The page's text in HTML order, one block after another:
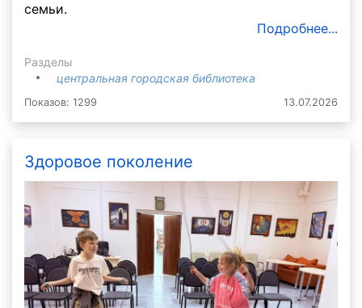
семьи.
Подробнее...
Разделы
центральная городская библиотека
Показов: 1299 13.07.2026
Здоровое поколение